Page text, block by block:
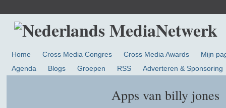
Home Cross Media Congres Cross Media Awards
Mijn
Agenda
Blogs Groepen RSS Adverteren & Sponsoring
Apps van billy jones